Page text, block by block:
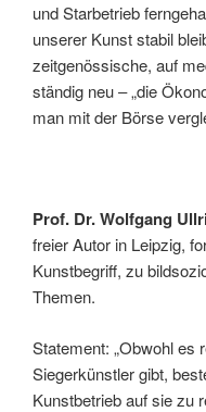
und Starbetrieb
unserer Kunst stabil
zeitgenössische, auf
ständig neu ‒ „die
man mit der Börse
Prof. Dr. Wolfgang
freier Autor in Leipzig,
Kunstbegriff, zu
Themen.
Statement: „Obwohl es
Siegerkünstler gibt,
Kunstbetrieb auf sie zu